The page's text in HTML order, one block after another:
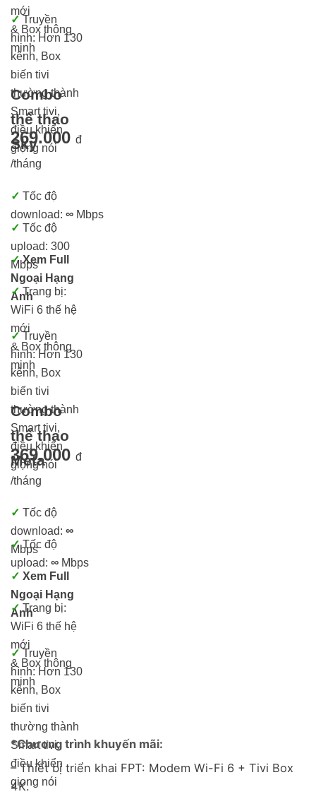
mới
& Box thông
minh
✓ Truyền
hình: Hơn 130
kênh, Box
biến tivi
thường thành
Smart tivi,
điều khiển
giọng nói
Combo
thể thao
Sky
269.000 đ
/tháng
✓ Tốc độ
download: ∞ Mbps
✓ Tốc độ
upload: 300
Mbps
✓Xem Full
Ngoại Hạng
Anh
✓Trang bị:
WiFi 6 thế hệ
mới
& Box thông
minh
✓Truyền
hình: Hơn 130
kênh, Box
biến tivi
thường thành
Smart tivi,
điều khiển
giọng nói
Combo
thể thao
Meta
369.000 đ
/tháng
✓ Tốc độ
download: ∞
Mbps
✓Tốc độ
upload: ∞ Mbps
✓ Xem Full
Ngoại Hạng
Anh
✓Trang bị:
WiFi 6 thế hệ
mới
& Box thông
minh
✓ Truyền
hình: Hơn 130
kênh, Box
biến tivi
thường thành
Smart tivi,
điều khiển
giọng nói
*Chương trình khuyến mãi:
– Thiết bị triển khai FPT: Modem Wi-Fi 6 + Tivi Box
4K.